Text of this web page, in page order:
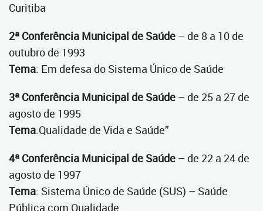
Curitiba
2ª Conferência Municipal de Saúde – de 8 a 10 de
outubro de 1993
Tema: Em defesa do Sistema Único de Saúde
3ª Conferência Municipal de Saúde – de 25 a 27 de
agosto de 1995
Tema:Qualidade de Vida e Saúde”
4ª Conferência Municipal de Saúde – de 22 a 24 de
agosto de 1997
Tema: Sistema Único de Saúde (SUS) – Saúde
Pública com Qualidade